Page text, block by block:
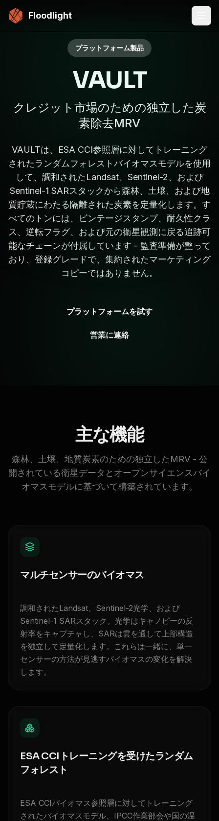
メインコンテンツにスキップ
Floodlight
プラットフォーム製品
VAULT
クレジット市場のための独立した炭
素除去MRV
VAULTは、ESA CCI参照層に対してトレーニング
されたランダムフォレストバイオマスモデルを使用
して、調和されたLandsat、Sentinel-2、および
Sentinel-1 SARスタックから森林、土壌、および地
質貯蔵にわたる隔離された炭素を定量化します。す
べてのトンには、ビンテージスタンプ、耐久性クラ
ス、逆転フラグ、および元の衛星観測に戻る追跡可
能なチェーンが付属しています - 監査準備が整って
おり、登録グレードで、集約されたマーケティング
コピーではありません。
プラットフォームを試す
営業に連絡
主な機能
森林、土壌、地質炭素のための独立したMRV - 公
開されている衛星データとオープンサイエンスバイ
オマスモデルに基づいて構築されています。
マルチセンサーのバイオマス
調和されたLandsat、Sentinel-2光学、および
Sentinel-1 SARスタック。光学はキャノピーの反
射率をキャプチャし、SARは雲を通して上部構造
を独立して定量化します。これらは一緒に、単一
センサーの方法が見逃すバイオマスの変化を解決
します。
ESA CCIトレーニングを受けたランダム
フォレスト
ESA CCIバイオマス参照層に対してトレーニング
されたバイオマスモデル、IPCC作業部会や国の温